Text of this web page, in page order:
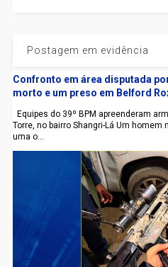
Postagem em evidência
Confronto em área disputada
morto e um preso em Belford
Equipes do 39º BPM apreenderam
Torre, no bairro Shangri-Lá Um
uma o...